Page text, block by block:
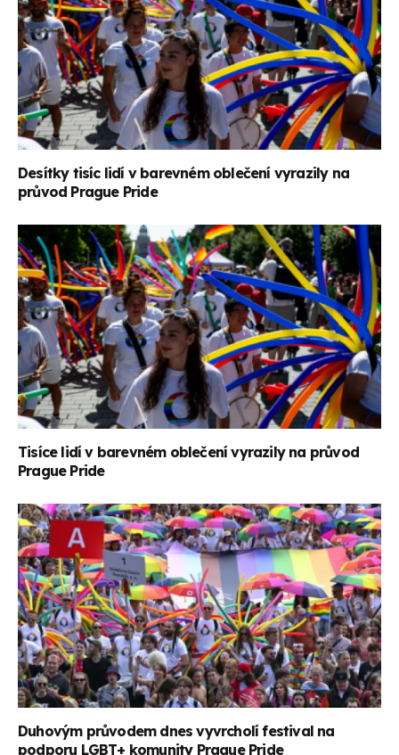
Desítky tisíc lidí v barevném oblečení vyrazily na
průvod Prague Pride
Tisíce lidí v barevném oblečení vyrazily na průvod
Prague Pride
Duhovým průvodem dnes vyvrcholí festival na
podporu LGBT+ komunity Prague Pride